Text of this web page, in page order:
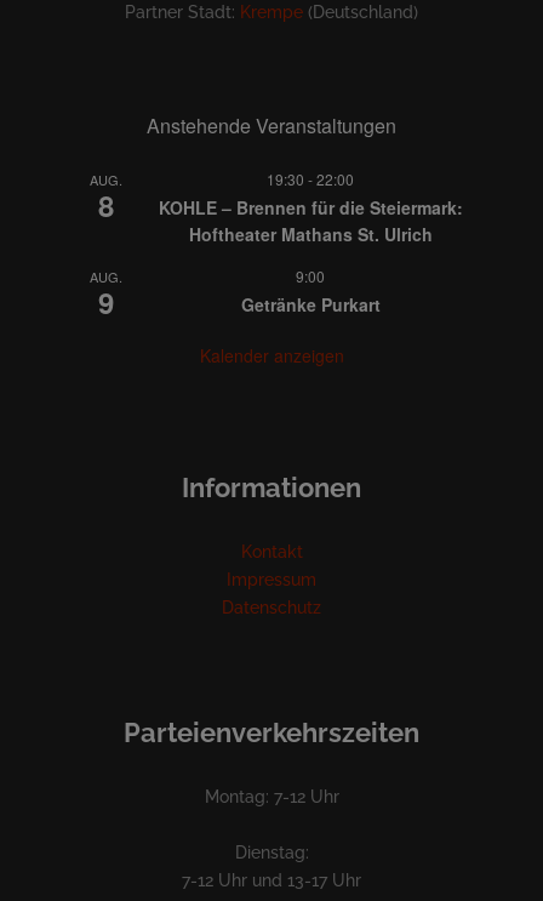
Partner Stadt: Krempe (Deutschland)
Anstehende Veranstaltungen
AUG.
8
19:30 -22:00
KOHLE – Brennen für die Steiermark:
Hoftheater Mathans St. Ulrich
AUG.
9
9:00
Getränke Purkart
Kalender anzeigen
Informationen
Kontakt
Impressum
Datenschutz
Parteienverkehrszeiten
Montag: 7-12 Uhr
Dienstag:
7-12 Uhr und 13-17 Uhr